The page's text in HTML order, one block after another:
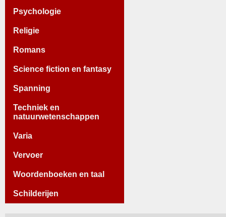
Psychologie
Religie
Romans
Science fiction en fantasy
Spanning
Techniek en
natuurwetenschappen
Varia
Vervoer
Woordenboeken en taal
Schilderijen